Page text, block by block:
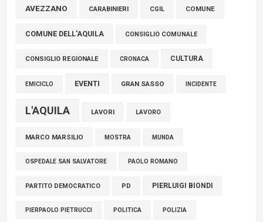
Marcinelle, Verrecchia (FdI): "Un minuto di raccoglimento in
connazionali tra cui molti abruzzesi"
06 Agosto 2026
AVEZZANO CARABINIERI CGIL COMUNE
COMUNE DELL'AQUILA CONSIGLIO COMUNALE
CONSIGLIO REGIONALE CRONACA CULTURA
EMICICLO EVENTI GRAN SASSO INCIDENTE
L'AQUILA LAVORI LAVORO
MARCO MARSILIO MOSTRA MUNDA
OSPEDALE SAN SALVATORE PAOLO ROMANO
PARTITO DEMOCRATICO PD PIERLUIGI BIONDI
PIERPAOLO PIETRUCCI POLITICA POLIZIA